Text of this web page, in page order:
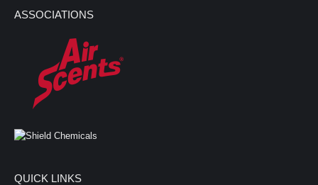
ASSOCIATIONS
QUICK LINKS